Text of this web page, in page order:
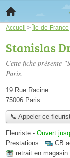
Accueil > Île-de-France
Stanislas
Cette fiche présente
Paris.
19 Rue Racine
75006 Paris
📞 Appeler ce
Fleuriste - Ouvert
Prestations :
CB
retrait en magasin